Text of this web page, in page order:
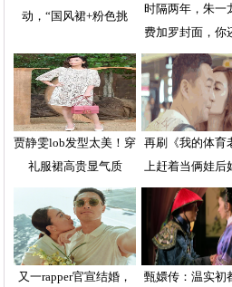
动，“国风裙+粉色挑
时隔两年，朱一
费加罗封面，你
贾静雯lob发型太美！穿
礼服裙高贵显气质
再刷《我的体育
上赶着当俩娃后
又一rapper官宣结婚，
甄嬛传：温实初